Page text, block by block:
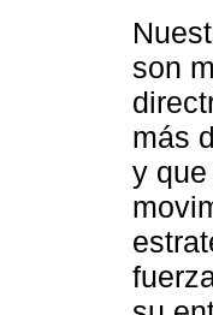
son
más
y